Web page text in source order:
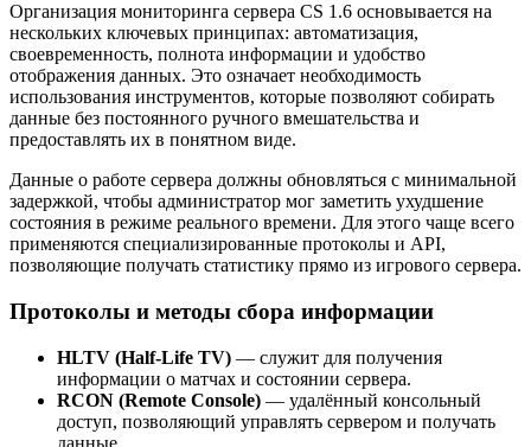
Организация мониторинга сервера CS 1.6 основывается на
нескольких ключевых принципах: автоматизация,
своевременность, полнота информации и удобство
отображения данных. Это означает необходимость
использования инструментов, которые позволяют собирать
данные без постоянного ручного вмешательства и
предоставлять их в понятном виде.
Данные о работе сервера должны обновляться с минимальной
задержкой, чтобы администратор мог заметить ухудшение
состояния в режиме реального времени. Для этого чаще всего
применяются специализированные протоколы и API,
позволяющие получать статистику прямо из игрового сервера.
Протоколы и методы сбора информации
HLTV (Half-Life TV) — служит для получения
информации о матчах и состоянии сервера.
RCON (Remote Console) — удалённый консольный
доступ, позволяющий управлять сервером и получать
данные.